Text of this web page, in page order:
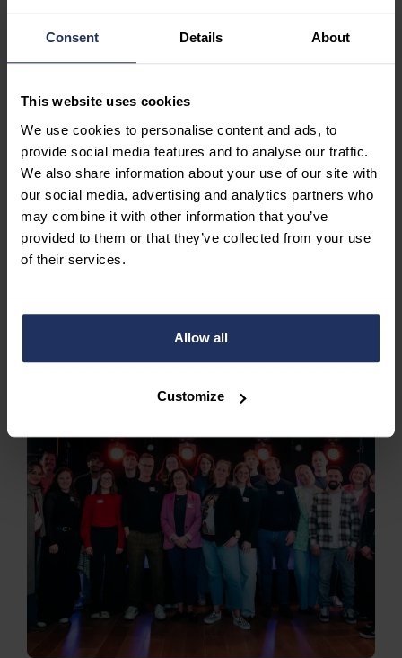
Consent Details About
This website uses cookies
We use cookies to personalise content and ads, to
provide social media features and to analyse our traffic.
We also share information about your use of our site with
our social media, advertising and analytics partners who
may combine it with other information that you’ve
provided to them or that they’ve collected from your use
of their services.
Allow all
Customize
NIEUWS
17 april 2025